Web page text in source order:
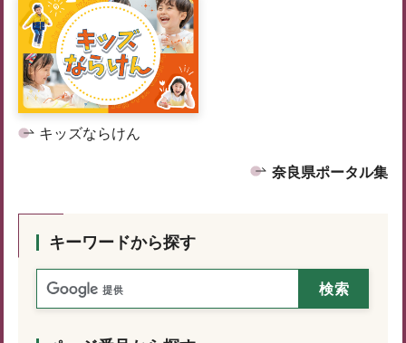
キッズならけん
奈良県ポータル集
キーワードから探す